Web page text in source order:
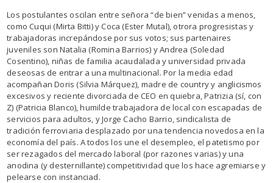
Los postulantes oscilan entre señora “de bien” venidas a menos,
como Cuqui (Mirta Bitti) y Coca (Ester Mutal), otrora progresistas y
trabajadoras increpándose por sus votos; sus partenaires
juveniles son Natalia (Romina Barrios) y Andrea (Soledad
Cosentino), niñas de familia acaudalada y universidad privada
deseosas de entrar a una multinacional. Por la media edad
acompañan Doris (Silvia Márquez), madre de country y anglicismos
excesivos y reciente divorciada de CEO en quiebra, Patrizia (sí, con
Z) (Patricia Blanco), humilde trabajadora de local con escapadas de
servicios para adultos, y Jorge Cacho Barrio, sindicalista de
tradición ferroviaria desplazado por una tendencia novedosa en la
economía del país. A todos los une el desempleo, el patetismo por
ser rezagados del mercado laboral (por razones varias) y una
anodina (y desternillante) competitividad que los hace agremiarse y
pelearse con instanciad.